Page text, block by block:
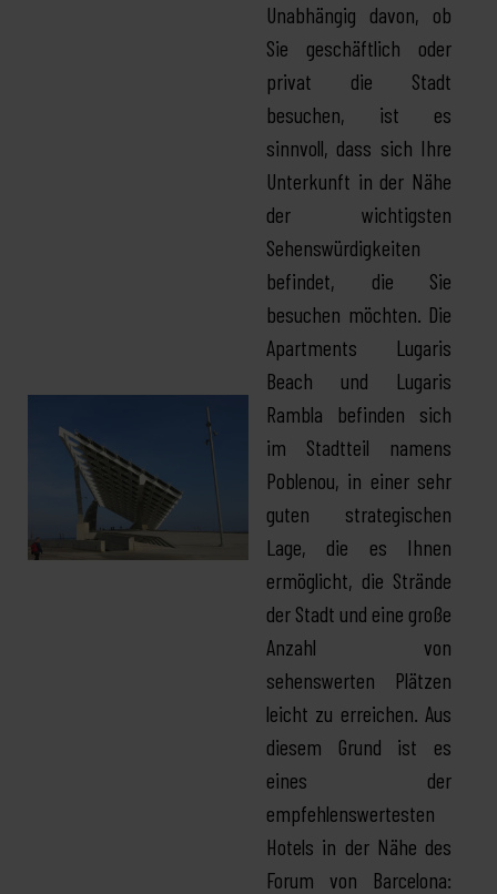
Unabhängig davon, ob
Sie geschäftlich oder
privat die Stadt
besuchen, ist es
sinnvoll, dass sich Ihre
Unterkunft in der Nähe
der wichtigsten
Sehenswürdigkeiten
befindet, die Sie
besuchen möchten. Die
Apartments Lugaris
Beach und Lugaris
Rambla befinden sich
im Stadtteil namens
Poblenou, in einer sehr
guten strategischen
Lage, die es Ihnen
ermöglicht, die Strände
der Stadt und eine große
Anzahl von
sehenswerten Plätzen
leicht zu erreichen. Aus
diesem Grund ist es
eines der
empfehlenswertesten
Hotels in der Nähe des
Forum von Barcelona: